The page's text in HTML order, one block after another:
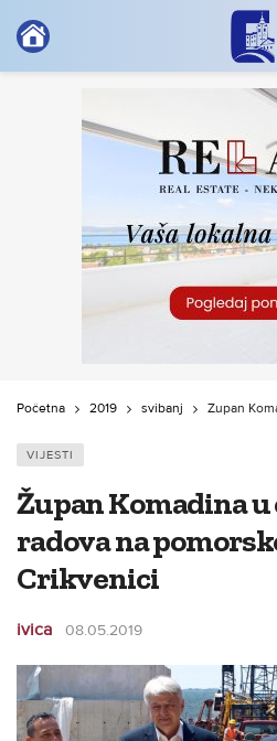
Početna 2019 svibanj Župan
VIJESTI
Župan Komadina
radova na
Crikvenici
ivica 08.05.2019